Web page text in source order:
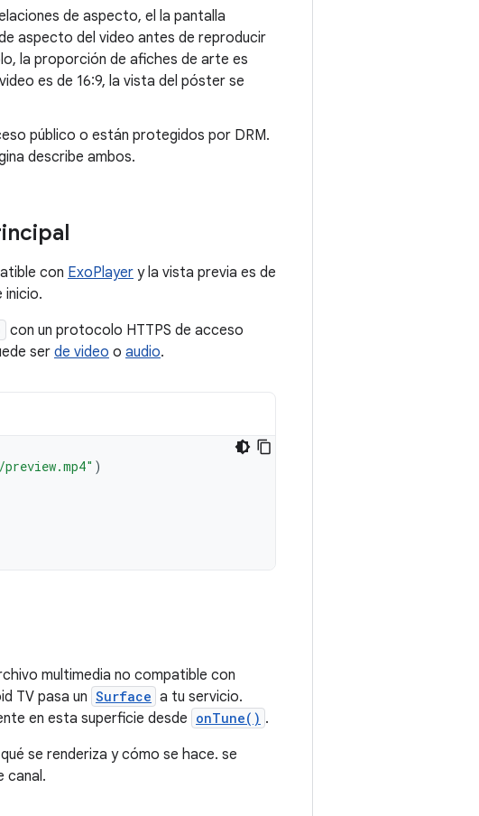
de aspecto, el la pantalla
aspecto del video antes de reproducir
la proporción de afiches de arte es
es de 16:9, la vista del póster se
público o están protegidos por DRM.
describe ambos.
con ExoPlayer y la vista previa es de
inicio.
con un protocolo HTTPS de acceso
ser de video o audio.
)
multimedia no compatible con
TV pasa un Surface a tu servicio.
en esta superficie desde onTune() .
se renderiza y cómo se hace. se
canal.